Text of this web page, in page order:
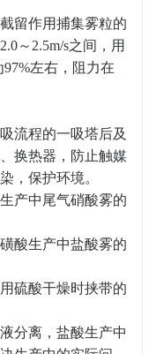
留作用捕集雾粒的
～2.5m/s之间，用
左右，阻力在
流程的一吸塔后及
换热器，防止触媒
，保护环境。
产中尾气硝酸雾的
酸生产中盐酸雾的
硫酸干燥时挟带的
分离，盐酸生产中